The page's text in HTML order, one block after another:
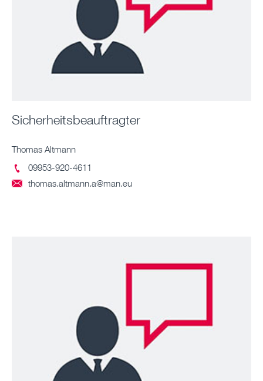
Sicherheitsbeauftragter
Thomas Altmann

09953-920-4611
 thomas.altmann.a@man.eu